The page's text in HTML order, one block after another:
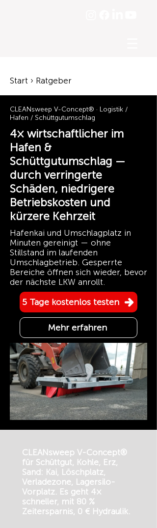
Start › Ratgeber
CLEANsweep V-Concept® · Logistik /
Hafen / Schüttgutumschlag
4× wirtschaftlicher im
Hafen &
Schüttgutumschlag —
durch verringerte
Schäden, niedrigere
Betriebskosten und
kürzere Kehrzeit
Hafenkai und Umschlagplatz in
Minuten gereinigt — ohne
Stillstand im laufenden
Umschlagbetrieb. Gesperrte
Bereiche öffnen sich wieder, bevor
der nächste LKW anrollt.
5 Tage kostenlos testen
Mehr erfahren
CLEANsweep V-Concept®
für Schüttgut, Kohle, Erz,
Sand: Kai, Löschplatz,
Verladezone, Lagersilo-
Vorplatz. Es geht 4×
schneller, mit 80 %
Zeitersparnis, 0 € Hydraulik.